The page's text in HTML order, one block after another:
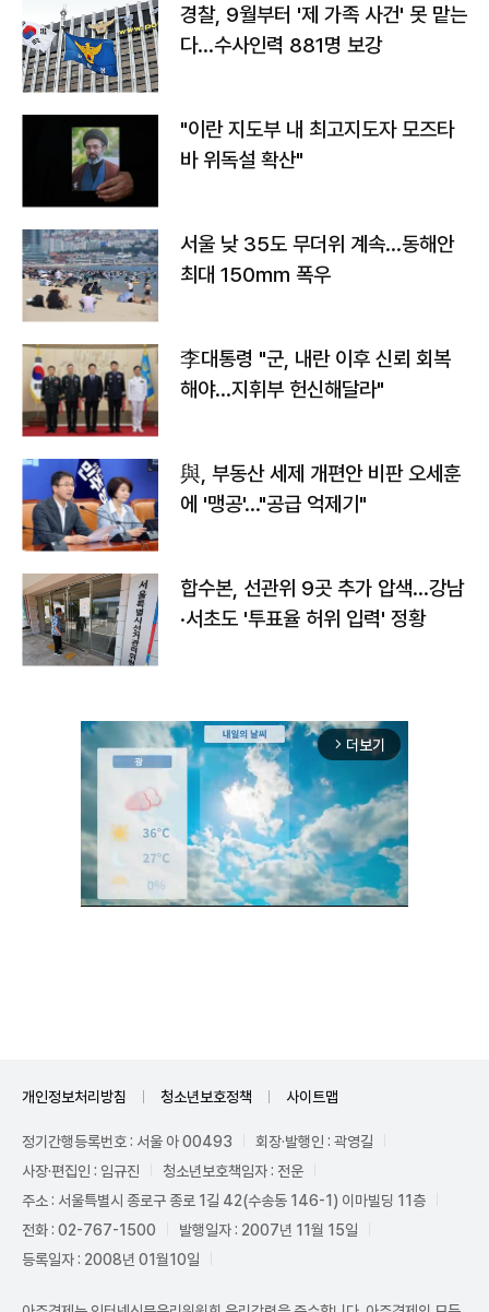
경찰, 9월부터 '제 가족 사건' 못 맡는
다…수사인력 881명 보강
"이란 지도부 내 최고지도자 모즈타
바 위독설 확산"
서울 낮 35도 무더위 계속…동해안
최대 150㎜ 폭우
李대통령 "군, 내란 이후 신뢰 회복
해야…지휘부 헌신해달라"
與, 부동산 세제 개편안 비판 오세훈
에 '맹공'…"공급 억제기"
합수본, 선관위 9곳 추가 압색…강남
·서초도 '투표율 허위 입력' 정황
arrow_forward_ios 더보기
개인정보처리방침 청소년보호정책 사이트맵
정기간행등록번호 : 서울 아 00493
회장·발행인 : 곽영길
사장·편집인 : 임규진
청소년보호책임자 : 전운
주소 : 서울특별시 종로구 종로 1길 42(수송동 146-1) 이마빌딩 11층
전화 : 02-767-1500
발행일자 : 2007년 11월 15일
등록일자 : 2008년 01월10일